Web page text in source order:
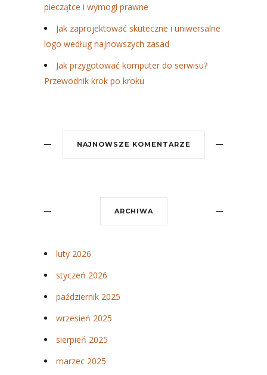
pieczątce i wymogi prawne
Jak zaprojektować skuteczne i uniwersalne
logo według najnowszych zasad
Jak przygotować komputer do serwisu?
Przewodnik krok po kroku
NAJNOWSZE KOMENTARZE
ARCHIWA
luty 2026
styczeń 2026
październik 2025
wrzesień 2025
sierpień 2025
marzec 2025